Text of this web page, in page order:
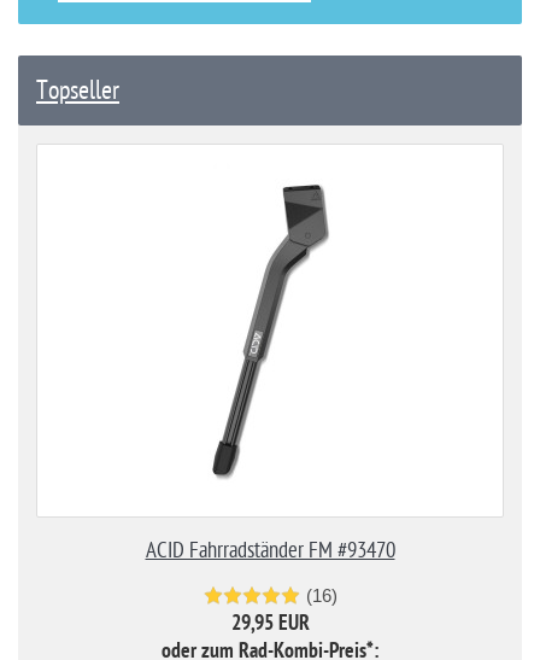
Topseller
ACID Fahrradständer FM #93470
(16)
29,95 EUR
oder zum Rad-Kombi-Preis*: